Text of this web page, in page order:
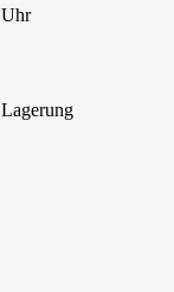
Uhr
Lagerung